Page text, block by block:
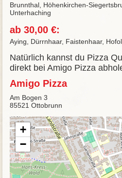
Brunnthal, Höhenkirchen-
Unterhaching
ab 30,00 €:
Aying, Dürrnhaar, Faistenhaar,
Natürlich kannst du Pizza
direkt bei Amigo Pizza
Amigo Pizza
Am Bogen 3
85521 Ottobrunn
+
−